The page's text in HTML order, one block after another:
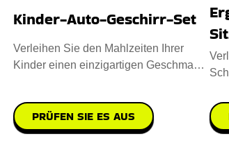
Kinder-Auto-Geschirr-Set
Verleihen Sie den Mahlzeiten Ihrer
Kinder einen einzigartigen Geschmack.
PRÜFEN SIE ES AUS